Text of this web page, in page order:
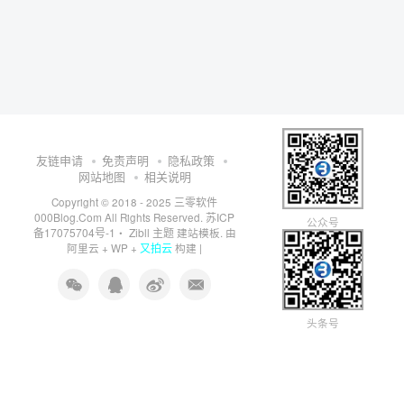
友链申请 免责声明
隐私政策
网站地图
相关说明
Copyright © 2018 - 2025 三零软件
000Blog.Com All Rights Reserved. 苏ICP
备17075704号-1 ・ Zibll 主题建站模板. 由
阿里云 + WP + 又拍云构建 |
公众号
头条号